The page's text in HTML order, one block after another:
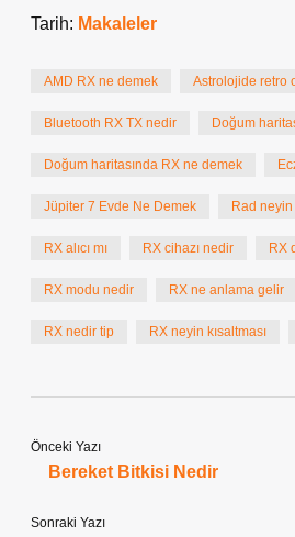
Tarih: Makaleler
AMD RX ne demek Astrolojide retro
Bluetooth RX TX nedir Doğum
Doğum haritasında RX ne demek
Jüpiter 7 Evde Ne Demek Rad neyin
RX alıcı mı RX cihazı nedir RX
RX modu nedir RX ne anlama gelir
RX nedir tip RX neyin kısaltması
Önceki Yazı
Bereket Bitkisi Nedir
Sonraki Yazı